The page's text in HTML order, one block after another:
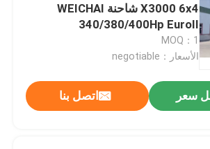
X3000 6x4 شاحنة WEICHAI
340/380/400Hp EuroII
MOQ：1
الأسعار：negotiable
سعر اتصل بنا